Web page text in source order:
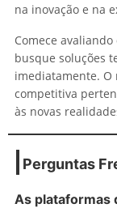
na inovação e na
Comece
busque soluções
imediatamente. O
competitiva
às novas
Perguntas
As plataformas